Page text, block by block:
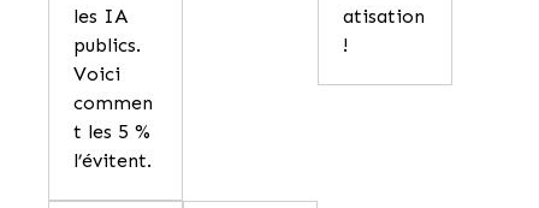
les IA
publics.
Voici
commen
t les 5 %
l’évitent.
atisation
!